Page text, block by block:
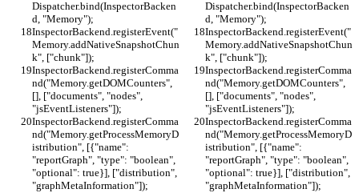
Dispatcher.bind(InspectorBacken
d, "Memory");
Dispatcher.bind(InspectorBacken
d, "Memory");
InspectorBackend.registerEvent("
Memory.addNativeSnapshotChun
k", ["chunk"]);
InspectorBackend.registerEvent("
Memory.addNativeSnapshotChun
k", ["chunk"]);
InspectorBackend.registerComma
nd("Memory.getDOMCounters",
[], ["documents", "nodes",
"jsEventListeners"]);
InspectorBackend.registerComma
nd("Memory.getDOMCounters",
[], ["documents", "nodes",
"jsEventListeners"]);
InspectorBackend.registerComma
nd("Memory.getProcessMemoryD
istribution", [{"name":
"reportGraph", "type": "boolean",
"optional": true}], ["distribution",
"graphMetaInformation"]);
InspectorBackend.registerComma
nd("Memory.getProcessMemoryD
istribution", [{"name":
"reportGraph", "type": "boolean",
"optional": true}], ["distribution",
"graphMetaInformation"]);